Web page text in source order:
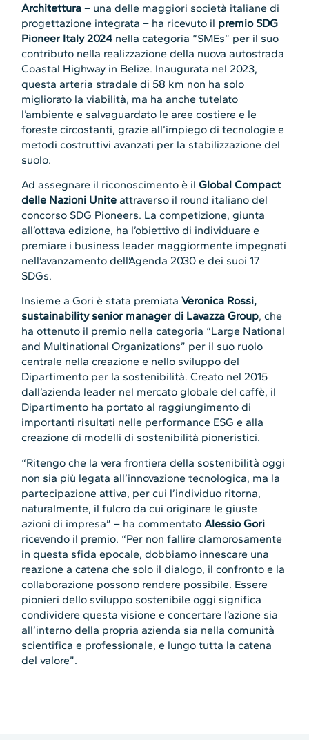
Architettura – una delle maggiori società italiane di
progettazione integrata – ha ricevuto il premio SDG
Pioneer Italy 2024 nella categoria “SMEs” per il suo
contributo nella realizzazione della nuova autostrada
Coastal Highway in Belize. Inaugurata nel 2023,
questa arteria stradale di 58 km non ha solo
migliorato la viabilità, ma ha anche tutelato
l’ambiente e salvaguardato le aree costiere e le
foreste circostanti, grazie all’impiego di tecnologie e
metodi costruttivi avanzati per la stabilizzazione del
suolo.
Ad assegnare il riconoscimento è ilGlobal Compact
delle Nazioni Unite attraverso il round italiano del
concorso SDG Pioneers. La competizione, giunta
all’ottava edizione, ha l’obiettivo di individuare e
premiare i business leader maggiormente impegnati
nell’avanzamento dell’Agenda 2030 e dei suoi 17
SDGs.
Insieme a Gori è stata premiataVeronica Rossi,
sustainability senior manager di Lavazza Group, che
ha ottenuto il premio nella categoria “Large National
and Multinational Organizations” per il suo ruolo
centrale nella creazione e nello sviluppo del
Dipartimento per la sostenibilità. Creato nel 2015
dall’azienda leader nel mercato globale del caffè, il
Dipartimento ha portato al raggiungimento di
importanti risultati nelle performance ESG e alla
creazione di modelli di sostenibilità pioneristici.
“Ritengo che la vera frontiera della sostenibilità oggi
non sia più legata all’innovazione tecnologica, ma la
partecipazione attiva, per cui l’individuo ritorna,
naturalmente, il fulcro da cui originare le giuste
azioni di impresa” – ha commentatoAlessio Gori
ricevendo il premio. “Per non fallire clamorosamente
in questa sfida epocale, dobbiamo innescare una
reazione a catena che solo il dialogo, il confronto e la
collaborazione possono rendere possibile. Essere
pionieri dello sviluppo sostenibile oggi significa
condividere questa visione e concertare l’azione sia
all’interno della propria azienda sia nella comunità
scientifica e professionale, e lungo tutta la catena
del valore”.